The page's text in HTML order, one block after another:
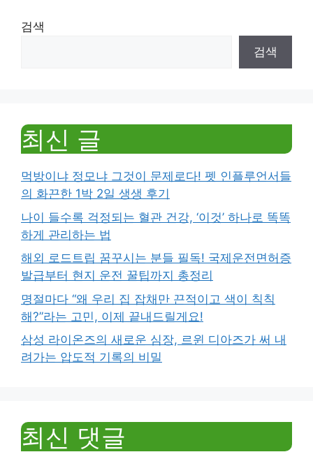
검색
검색
최신 글
먹방이냐 정모냐 그것이 문제로다! 펫 인플루언서들
의 화끈한 1박 2일 생생 후기
나이 들수록 걱정되는 혈관 건강, ‘이것’ 하나로 똑똑
하게 관리하는 법
해외 로드트립 꿈꾸시는 분들 필독! 국제운전면허증
발급부터 현지 운전 꿀팁까지 총정리
명절마다 “왜 우리 집 잡채만 끈적이고 색이 칙칙
해?”라는 고민, 이제 끝내드릴게요!
삼성 라이온즈의 새로운 심장, 르윈 디아즈가 써 내
려가는 압도적 기록의 비밀
최신 댓글